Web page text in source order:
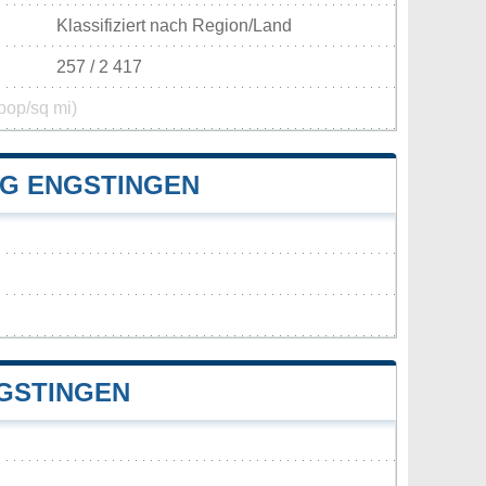
Klassifiziert nach Region/Land
257 / 2 417
sq mi)
ENGSTINGEN